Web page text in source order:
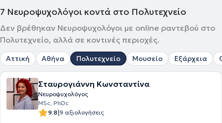
7 Νευροψυχολόγοι κοντά στο Πολυτεχνείο
Δεν βρέθηκαν Νευροψυχολόγοι με online ραντεβού στο
Πολυτεχνείο, αλλά σε κοντινές περιοχές.
Αττική Αθήνα Πολυτεχνείο Μουσείο Εξάρχεια
Σταυρογιάννη Κωνσταντίνα
Νευροψυχολόγος
MSc, PhDc
9.8|9 αξιολογήσεις